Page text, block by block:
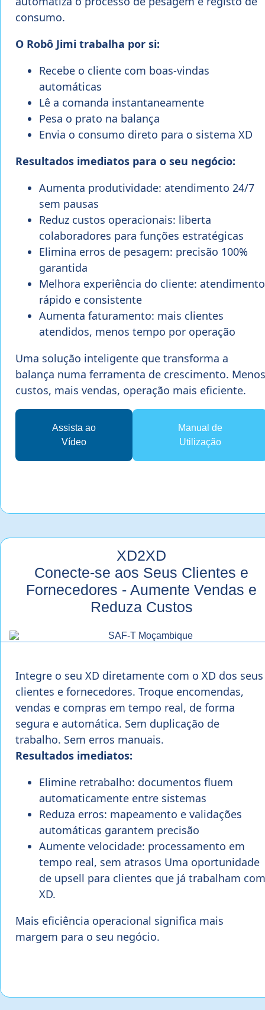
consumo.
O Robô Jimi trabalha por si:
Recebe o cliente com boas-vindas
automáticas
Lê a comanda instantaneamente
Pesa o prato na balança
Envia o consumo direto para o sistema XD
Resultados imediatos para o seu negócio:
Aumenta produtividade: atendimento 24/7
sem pausas
Reduz custos operacionais: liberta
colaboradores para funções estratégicas
Elimina erros de pesagem: precisão 100%
garantida
Melhora experiência do cliente: atendimento
rápido e consistente
Aumenta faturamento: mais clientes
atendidos, menos tempo por operação
Uma solução inteligente que transforma a
balança numa ferramenta de crescimento. Menos
custos, mais vendas, operação mais eficiente.
Assista ao
Vídeo
Manual de
Utilização
XD2XD
Conecte-se aos Seus Clientes e
Fornecedores - Aumente Vendas e
Reduza Custos
Integre o seu XD diretamente com o XD dos seus
clientes e fornecedores. Troque encomendas,
vendas e compras em tempo real, de forma
segura e automática. Sem duplicação de
trabalho. Sem erros manuais.
Resultados imediatos:
Elimine retrabalho: documentos fluem
automaticamente entre sistemas
Reduza erros: mapeamento e validações
automáticas garantem precisão
Aumente velocidade: processamento em
tempo real, sem atrasos Uma oportunidade
de upsell para clientes que já trabalham com
XD.
Mais eficiência operacional significa mais
margem para o seu negócio.